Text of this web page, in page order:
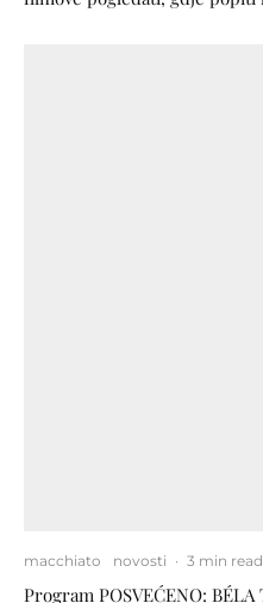
macchiato novosti · 3 min read
Program POSVEĆENO: BÉLA